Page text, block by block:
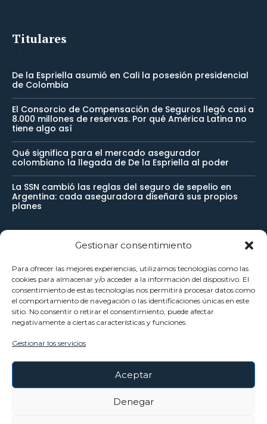
Gestionar consentimiento
Para ofrecer las mejores experiencias, utilizamos tecnologías como las
cookies para almacenar y/o acceder a la información del dispositivo. El
consentimiento de estas tecnologías nos permitirá procesar datos como
el comportamiento de navegación o las identificaciones únicas en este
sitio. No consentir o retirar el consentimiento, puede afectar
negativamente a ciertas características y funciones.
Gestionar los servicios
Aceptar
Denegar
Titulares
De la Espriella asumió en Cali la posesión presidencial
de Colombia
El Consorcio de Compensación de Seguros llegó casi a
8.000 millones de reservas. Por qué América Latina no
tiene algo así
Qué significa para el mercado asegurador
colombiano la llegada de De la Espriella al poder
La SSN cambió las reglas del seguro de sepelio en
Argentina: cada aseguradora diseñará sus propios
planes
Newsletter
Reciba noticias importantes directamente en su buzón de
entrada y manténgase conectado.
Política Privacidad.